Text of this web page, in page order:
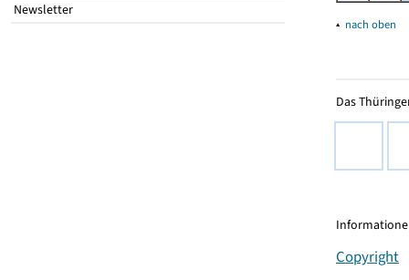
Newsletter
▴ nach oben
Das
Copyright